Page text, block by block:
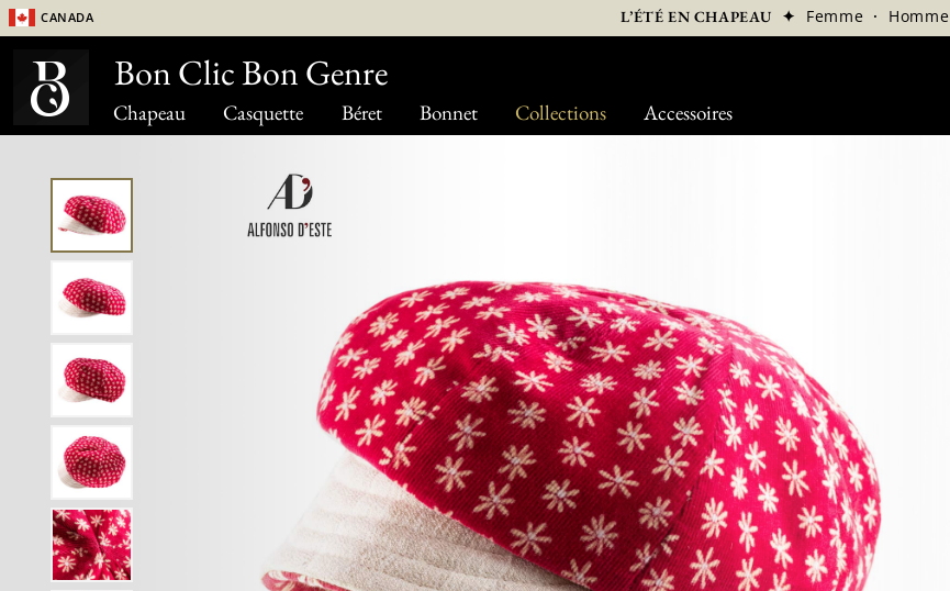
Chapeau Casquette Béret Bonnet Collections Accessoires
Canada L’ÉTÉ EN CHAPEAU ✦ Femme · Homme
Bon Clic Bon Genre